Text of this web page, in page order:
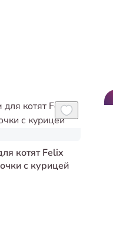
котят Felix
с курицей